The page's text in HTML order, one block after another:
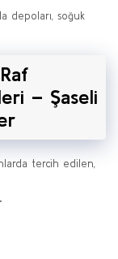
depoları, soğuk
– Şaseli
tercih edilen,